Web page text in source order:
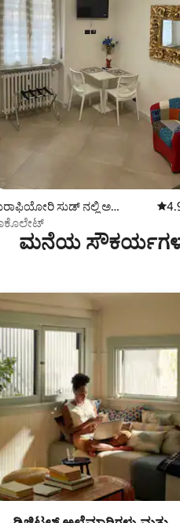
ರೇಟಿಂಗ್, 33 ವಿಮರ್ಶೆಗಳು
ಸುಡ್ ನಲ್ಲಿ ಅ
5
ಮನೆಯ ಸೌಕರ್ಯಗಳು